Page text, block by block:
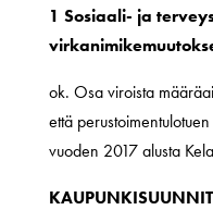
1 Sosiaali- ja
ok. Osa viroista
että
vuoden 2017 alusta